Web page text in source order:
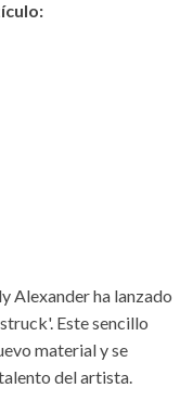
Alexander ha lanzado
Este sencillo
material y se
del artista.